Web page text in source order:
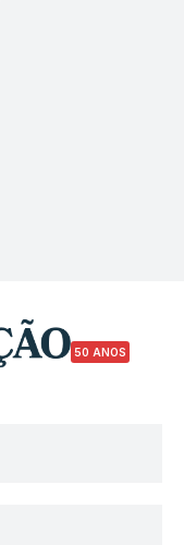
50 ANOS